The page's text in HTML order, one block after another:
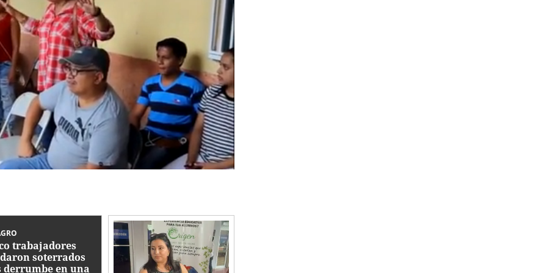
trabajadores
soterrados
derrumbe en una